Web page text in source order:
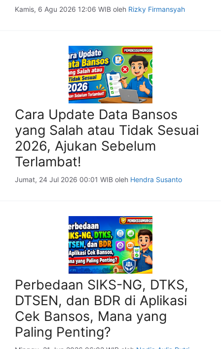
Kamis, 6 Agu 2026 12:06 WIB oleh Rizky Firmansyah
Cara Update Data Bansos
yang Salah atau Tidak Sesuai
2026, Ajukan Sebelum
Terlambat!
Jumat, 24 Jul 2026 00:01 WIB oleh Hendra Susanto
Perbedaan SIKS-NG, DTKS,
DTSEN, dan BDR di Aplikasi
Cek Bansos, Mana yang
Paling Penting?